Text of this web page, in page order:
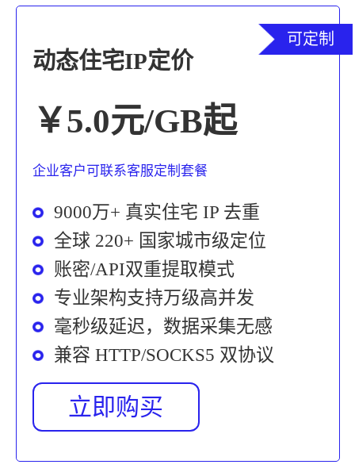
动态住宅IP定价
￥5.0元/GB起
企业客户可联系客服定制套餐
9000万+ 真实住宅 IP 去重
全球 220+ 国家城市级定位
账密/API双重提取模式
专业架构支持万级高并发
毫秒级延迟，数据采集无感
兼容 HTTP/SOCKS5 双协议
立即购买
可定制